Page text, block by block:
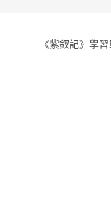
《紫釵記》學